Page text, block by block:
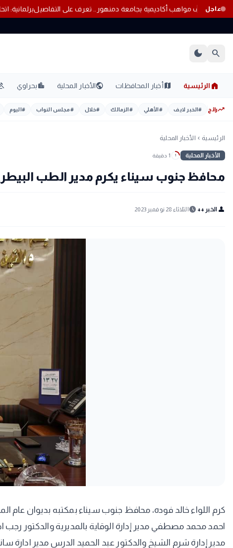
عاجل
«صناع القادة» يكتشف مواهب أكاديمية بجامعة دمنهور.. تعرف على
search
dark_mode
home الرئيسية mapأخبار المحافظات publicالأخبار المحلية location_cityبحراوي
trending_upرائج #الخبر لايف #الأهلي #الزمالك #خلال #مجلس النواب #اليوم
الرئيسية chevron_left الأخبار المحلية
الأخبار المحلية 1 1 دقيقة
محافظ جنوب سيناء يكرم مدير الطب
person الخبر ++ schedule الثلاثاء 28 نوفمبر 2023
كرم اللواء خالد فوده، محافظ جنوب سيناء بمكتبه بديوان عام
احمد محمد مصطفي مدير إدارة الوقاية بالمديرية والدكتور
مدير إدارة شرم الشيخ والدكتور عبد الحميد الدرس مدير ادارة